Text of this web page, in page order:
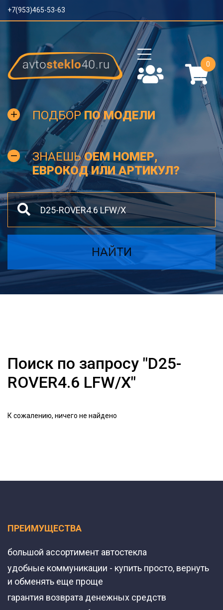
+7(953)465-53-63
0
ПОДБОРПО МОДЕЛИ
ЗНАЕШЬOEM НОМЕР,
ЕВРОКОД ИЛИ АРТИКУЛ?
НАЙТИ
Поиск по запросу "D25-
ROVER4.6 LFW/X"
К сожалению, ничего не найдено
ПРЕИМУЩЕСТВА
большой ассортимент автостекла
удобные коммуникации - купить просто, вернуть
и обменять еще проще
гарантия возврата денежных средств